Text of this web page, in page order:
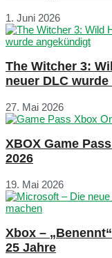
1. Juni 2026
The Witcher 3:
neuer DLC
27. Mai 2026
XBOX Game
2026
19. Mai 2026
Xbox –
25 Jahre